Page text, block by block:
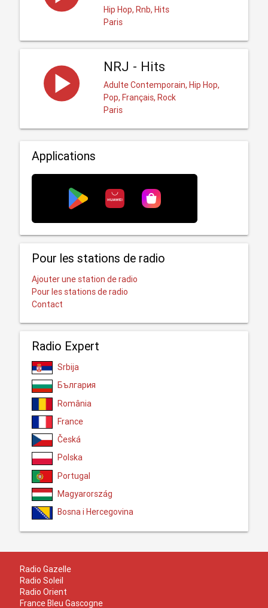
Hip Hop, Rnb, Hits
Paris
NRJ - Hits
Adulte Contemporain, Hip Hop,
Pop, Français, Rock
Paris
Applications
Pour les stations de radio
Ajouter une station de radio
Pour les stations de radio
Contact
Radio Expert
Srbija
България
România
France
Česká
Polska
Portugal
Magyarország
Bosna i Hercegovina
Radio Gazelle
Radio Soleil
Radio Orient
France Bleu Gascogne